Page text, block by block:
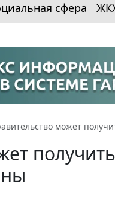
сфера
может